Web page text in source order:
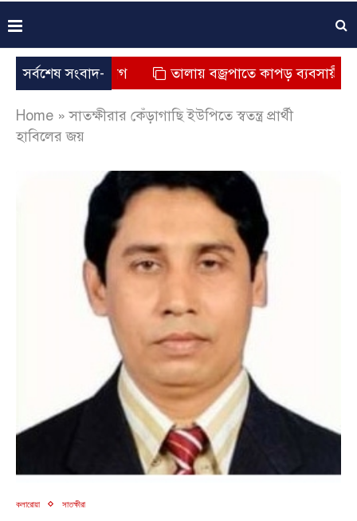
সর্বশেষ সংবাদ-
অভিযোগ তালায় বজ্রপাতে কাপড় ব্যবসায়ীর মৃত্যু
Home »সাতক্ষীরার কেঁড়াগাছি ইউপিতে স্বতন্ত্র প্রার্থী
হাবিলের জয়
কলারোয়া সাতক্ষীরা